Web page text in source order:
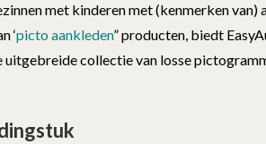
met kinderen met (kenmerken
‘picto aankleden” producten, biedt
collectie van losse